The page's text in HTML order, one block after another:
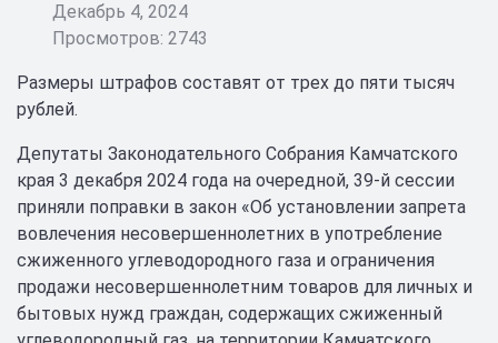
Декабрь 4, 2024
Просмотров: 2743
Размеры штрафов составят от трех до пяти тысяч
рублей.
Депутаты Законодательного Собрания Камчатского
края 3 декабря 2024 года на очередной, 39-й сессии
приняли поправки в закон «Об установлении запрета
вовлечения несовершеннолетних в употребление
сжиженного углеводородного газа и ограничения
продажи несовершеннолетним товаров для личных и
бытовых нужд граждан, содержащих сжиженный